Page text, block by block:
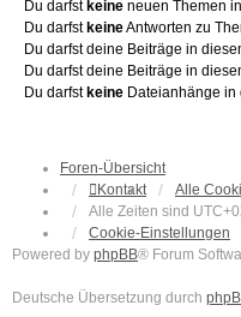
Du darfst keine neuen Themen
Du darfst keineAntworten zu
Du darfst deine Beiträge in
Du darfst deine Beiträge in
Du darfst keine Dateianhänge in
Foren-Übersicht
Kontakt
Alle
Alle Zeiten sind
Cookie-Einstellungen
Powered by phpBB® Forum
Deutsche Übersetzung durch